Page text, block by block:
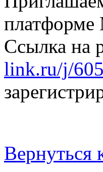
Ссылка на
link.ru/j/
Вернуться